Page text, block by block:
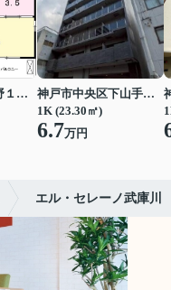
西宮市山口町中野１丁目
神戸市中央区下山手通７丁目
1K (23.30㎡)
6.7万円
エル・セレーノ武庫川